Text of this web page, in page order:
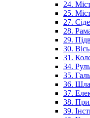
24.
25.
27.
28.
29.
30.
31.
34.
35.
36.
37.
38.
39.